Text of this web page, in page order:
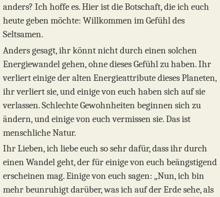
anders? Ich hoffe es. Hier ist die Botschaft, die ich euch
heute geben möchte: Willkommen im Gefühl des
Seltsamen.
Anders gesagt, ihr könnt nicht durch einen solchen
Energiewandel gehen, ohne dieses Gefühl zu haben. Ihr
verliert einige der alten Energieattribute dieses Planeten,
ihr verliert sie, und einige von euch haben sich auf sie
verlassen. Schlechte Gewohnheiten beginnen sich zu
ändern, und einige von euch vermissen sie. Das ist
menschliche Natur.
Ihr Lieben, ich liebe euch so sehr dafür, dass ihr durch
einen Wandel geht, der für einige von euch beängstigend
erscheinen mag. Einige von euch sagen: „Nun, ich bin
mehr beunruhigt darüber, was ich auf der Erde sehe, als